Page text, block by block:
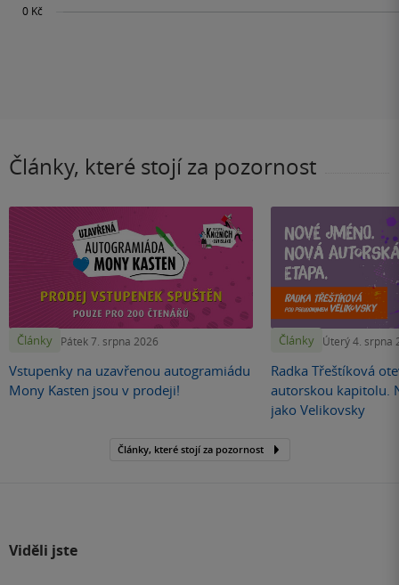
Články, které stojí za pozornost
Články Pátek 7. srpna 2026
Vstupenky na uzavřenou autogramiádu
Mony Kasten jsou v prodeji!
Články Úterý 4. srpna
Radka Třeštíková
autorskou kapitolu.
jako Velikovsky
Články, které stojí za pozornost
Viděli jste